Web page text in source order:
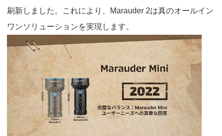
刷新しました。これにより、 Marauder 2は真のオールイン
ワンソリューションを実現します。